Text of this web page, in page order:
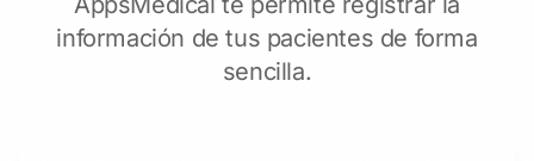
información de tus pacientes de forma
sencilla.